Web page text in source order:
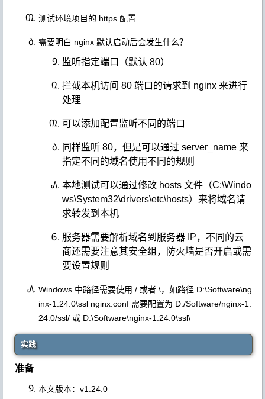
测试环境项目的 https 配置
需要明白 nginx 默认启动后会发生什么？
监听指定端口（默认 80）
拦截本机访问 80 端口的请求到 nginx 来进行
处理
可以添加配置监听不同的端口
同样监听 80，但是可以通过 server_name 来
指定不同的域名使用不同的规则
本地测试可以通过修改 hosts 文件（C:\Windo
ws\System32\drivers\etc\hosts）来将域名请
求转发到本机
服务器需要解析域名到服务器 IP，不同的云
商还需要注意其安全组，防火墙是否开启或需
要设置规则
Windows 中路径需要使用 / 或者 \，如路径 D:\Software\ng
inx-1.24.0\ssl nginx.conf 需要配置为 D:/Software/nginx-1.
24.0/ssl/ 或 D:\Software\nginx-1.24.0\ssl\
实践
准备
本文版本：v1.24.0